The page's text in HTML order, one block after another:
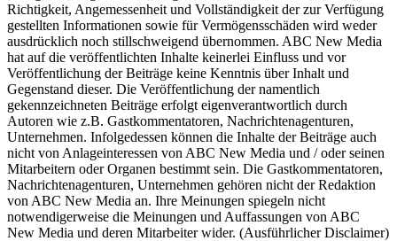
Richtigkeit, Angemessenheit und Vollständigkeit der zur Verfügung
gestellten Informationen sowie für Vermögensschäden wird weder
ausdrücklich noch stillschweigend übernommen. ABC New Media
hat auf die veröffentlichten Inhalte keinerlei Einfluss und vor
Veröffentlichung der Beiträge keine Kenntnis über Inhalt und
Gegenstand dieser. Die Veröffentlichung der namentlich
gekennzeichneten Beiträge erfolgt eigenverantwortlich durch
Autoren wie z.B. Gastkommentatoren, Nachrichtenagenturen,
Unternehmen. Infolgedessen können die Inhalte der Beiträge auch
nicht von Anlageinteressen von ABC New Media und / oder seinen
Mitarbeitern oder Organen bestimmt sein. Die Gastkommentatoren,
Nachrichtenagenturen, Unternehmen gehören nicht der Redaktion
von ABC New Media an. Ihre Meinungen spiegeln nicht
notwendigerweise die Meinungen und Auffassungen von ABC
New Media und deren Mitarbeiter wider. (Ausführlicher Disclaimer)